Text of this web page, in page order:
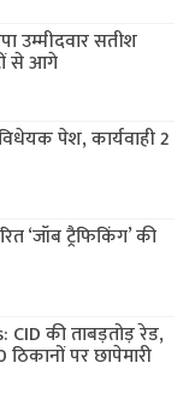
उम्मीदवार सतीश
से आगे
पेश, कार्यवाही 2
‘जॉब ट्रैफिकिंग’ की
की ताबड़तोड़ रेड,
पर छापेमारी